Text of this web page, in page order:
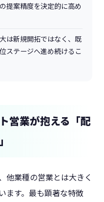
提案精度を決定的に高め
は新規開拓ではなく、既
ステージへ進め続けるこ
営業が抱える「配
他業種の営業とは大きく
ます。最も顕著な特徴